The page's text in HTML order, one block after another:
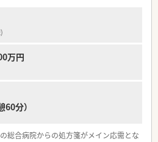
る処方箋を扱うため、幅広い診療科の知
環境です。
ムを活用し、チームで連携しながら効率
っている企業です。
み親しまれる薬局づくりを方針とし、地
います。
相談しやすいです。
万円
60分）
総合病院からの処方箋がメイン応需とな